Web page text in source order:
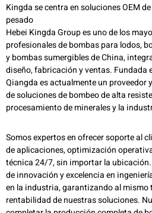
Kingda se centra en soluciones OEM
pesado
Hebei Kingda Group es uno de los
profesionales de bombas para lodos,
y bombas sumergibles de China,
diseño, fabricación y ventas. Fundada
Qiangda es actualmente un proveedor
de soluciones de bombeo de alta
procesamiento de minerales y la
Somos expertos en ofrecer soporte al
de aplicaciones, optimización
técnica 24/7, sin importar la
de innovación y excelencia en
en la industria, garantizando al mismo
rentabilidad de nuestras soluciones.